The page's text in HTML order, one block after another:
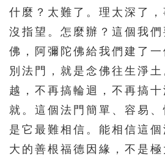
什麼？太難了。理太深了
沒指望。怎麼辦？這個我
佛，阿彌陀佛給我們建了
別法門，就是念佛往生淨
越，不再搞輪迴，不再搞
就。這個法門簡單、容易
是它最難相信。能相信這
大的善根福德因緣，不是